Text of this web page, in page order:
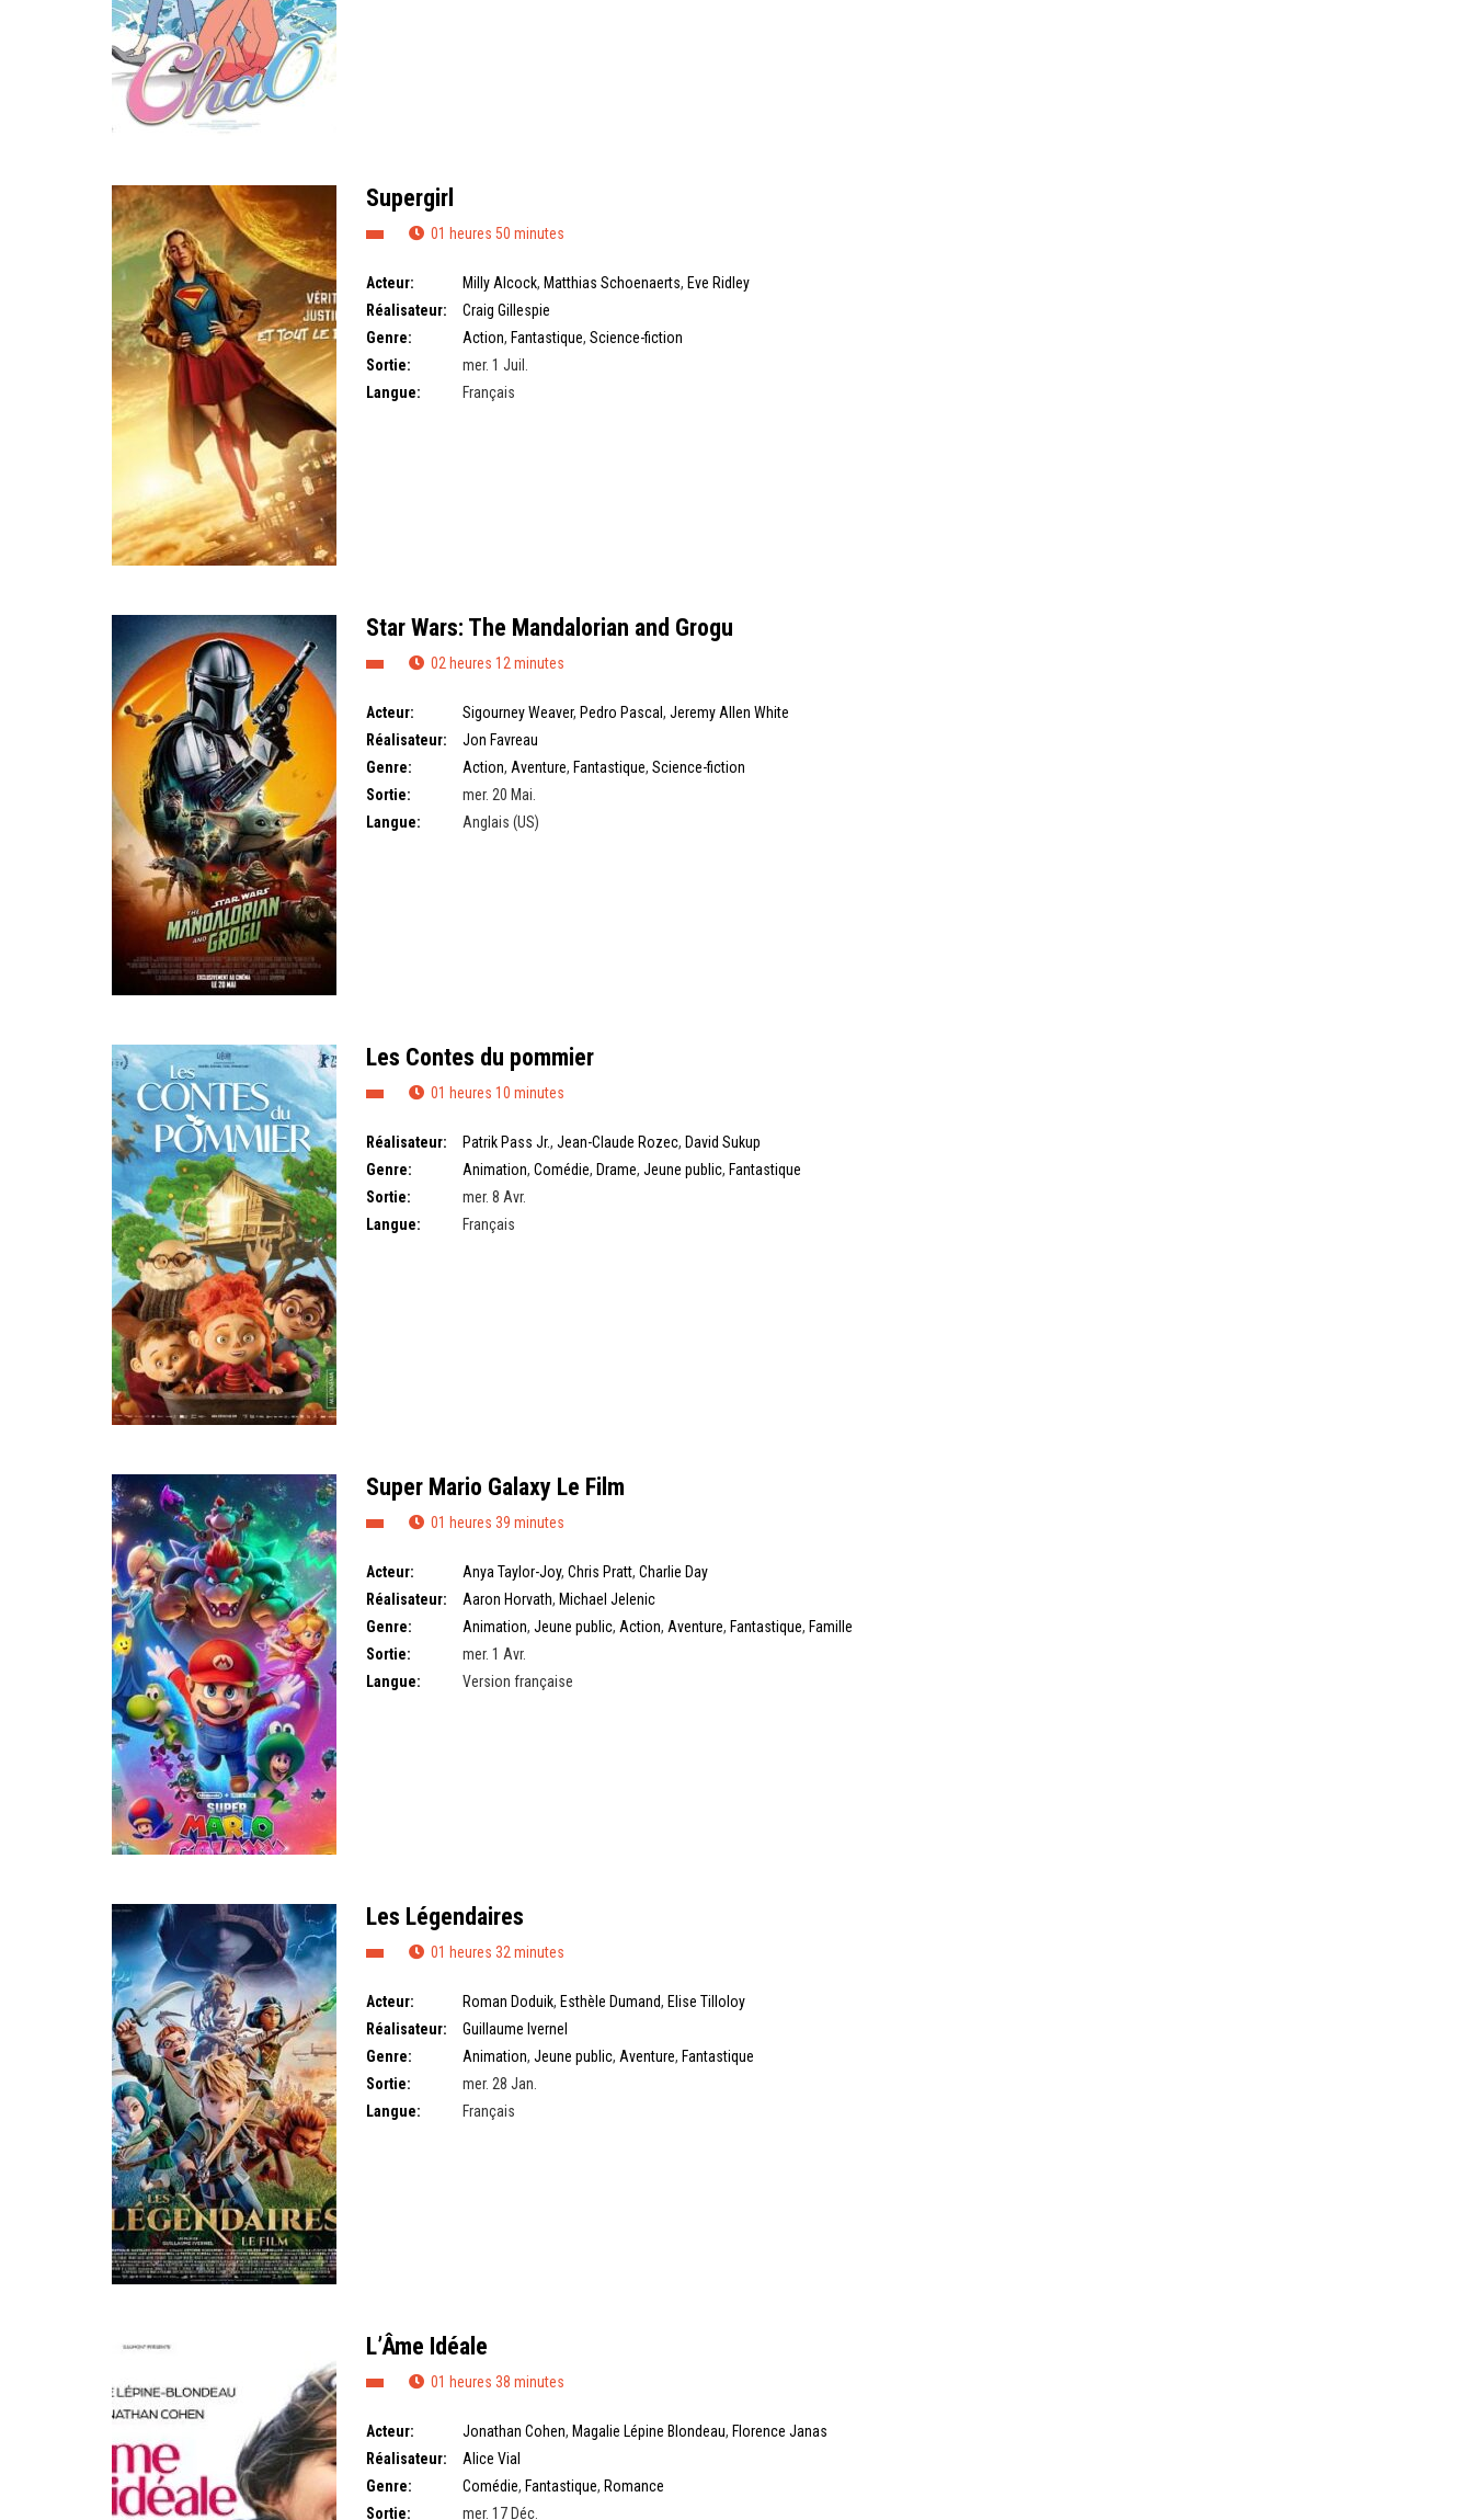
Supergirl
01 heures 50 minutes
Acteur: Milly Alcock, Matthias Schoenaerts, Eve Ridley
Réalisateur:
Craig Gillespie
Genre:
Action, Fantastique, Science-fiction
Sortie:
mer. 1 Juil.
Langue:
Français
Star Wars: The Mandalorian and Grogu
02 heures 12 minutes
Acteur: Sigourney Weaver, Pedro Pascal , Jeremy Allen White
Réalisateur:
Jon Favreau
Genre:
Action, Aventure, Fantastique, Science-fiction
Sortie:
mer. 20 Mai.
Langue:
Anglais (US)
Les Contes du pommier
01 heures 10 minutes
Réalisateur: Patrik Pass Jr., Jean-Claude Rozec, David Sukup
Genre:
Animation, Comédie, Drame, Jeune public, Fantastique
Sortie:
mer. 8 Avr.
Langue:
Français
Super Mario Galaxy Le Film
01 heures 39 minutes
Acteur: Anya Taylor-Joy, Chris Pratt, Charlie Day
Réalisateur:
Aaron Horvath, Michael Jelenic
Genre:
Animation, Jeune public, Action, Aventure, Fantastique, Famille
Sortie:
mer. 1 Avr.
Langue:
Version française
Les Légendaires
01 heures 32 minutes
Acteur: Roman Doduik, Esthèle Dumand, Elise Tilloloy
Réalisateur:
Guillaume Ivernel
Genre:
Animation, Jeune public, Aventure, Fantastique
Sortie:
mer. 28 Jan.
Langue:
Français
L’Âme Idéale
01 heures 38 minutes
Acteur: Jonathan Cohen, Magalie Lépine Blondeau, Florence Janas
Réalisateur:
Alice Vial
Genre:
Comédie, Fantastique, Romance
Sortie:
mer. 17 Déc.